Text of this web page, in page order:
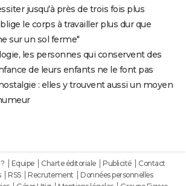
jusqu'à près de trois fois plus
le corps à travailler plus dur que
sur un sol ferme"
les personnes qui conservent des
de leurs enfants ne le font pas
: elles y trouvent aussi un moyen
Equipe Charte éditoriale Publicité
Contact
RSS Recrutement
Données personnelles